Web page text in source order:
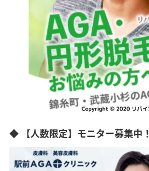
◆ 【人数限定】モニター募集中！